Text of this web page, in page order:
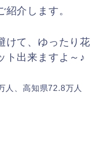
紹介します。
けて、ゆったり花
ト出来ますよ～♪
人、高知県72.8万人